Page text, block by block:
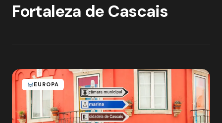
Fortaleza de Cascais
EUROPA